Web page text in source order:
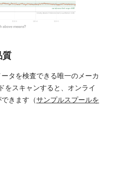
質
タを検査できる唯一のメーカ
をスキャンすると、オンライ
きます（サンプルスプールを